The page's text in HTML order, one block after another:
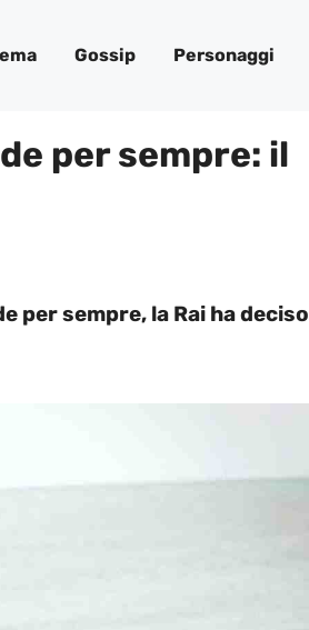
Gossip Personaggi
per sempre: il
per sempre, la Rai ha deciso